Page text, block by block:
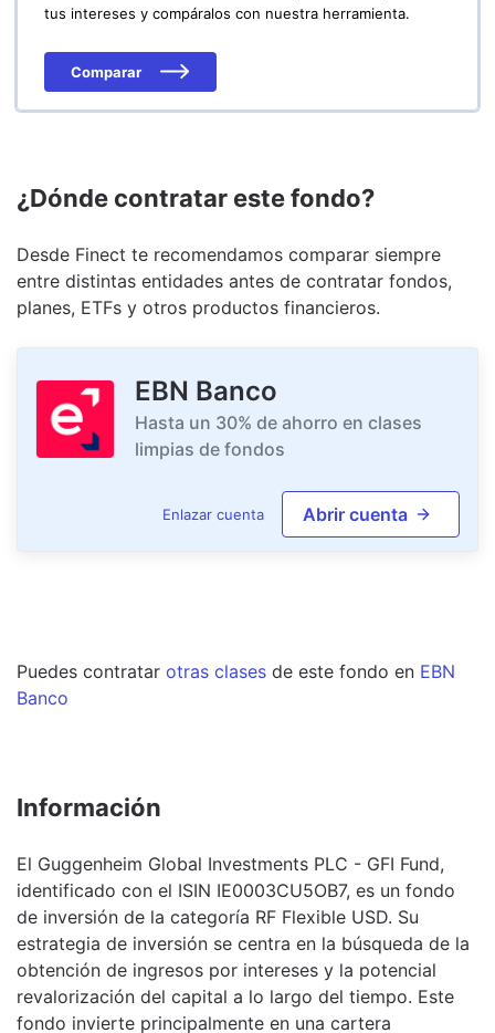
tus intereses y compáralos con nuestra herramienta.
Comparar
¿Dónde contratar este fondo?
Desde Finect te recomendamos comparar siempre
entre distintas entidades antes de contratar fondos,
planes, ETFs y otros productos financieros.
EBN Banco
Hasta un 30% de ahorro en clases
limpias de fondos
Enlazar cuenta Abrir cuenta
Puedes contratar otras clases de este fondo en EBN
Banco
Información
El Guggenheim Global Investments PLC - GFI Fund,
identificado con el ISIN IE0003CU5OB7, es un fondo
de inversión de la categoría RF Flexible USD. Su
estrategia de inversión se centra en la búsqueda de la
obtención de ingresos por intereses y la potencial
revalorización del capital a lo largo del tiempo. Este
fondo invierte principalmente en una cartera